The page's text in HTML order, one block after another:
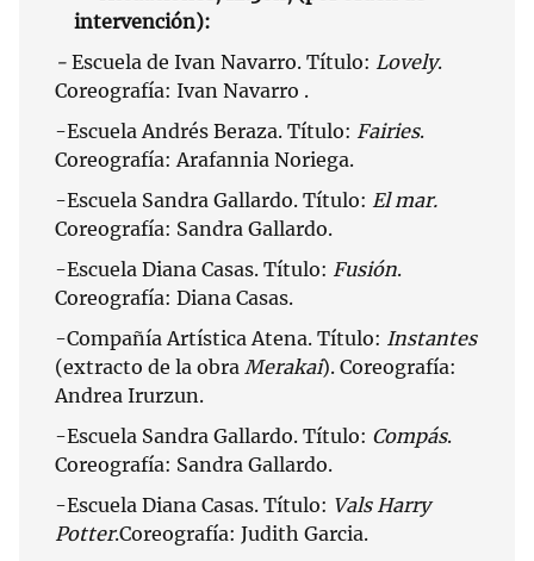
intervención):
- Escuela de Ivan Navarro. Título: Lovely.
Coreografía: Ivan Navarro .
-Escuela Andrés Beraza. Título: Fairies.
Coreografía: Arafannia Noriega.
-Escuela Sandra Gallardo. Título: El mar.
Coreografía: Sandra Gallardo.
-Escuela Diana Casas. Título: Fusión.
Coreografía: Diana Casas.
-Compañía Artística Atena. Título: Instantes
(extracto de la obra Merakai). Coreografía:
Andrea Irurzun.
-Escuela Sandra Gallardo. Título: Compás.
Coreografía: Sandra Gallardo.
-Escuela Diana Casas. Título: Vals Harry
Potter.Coreografía: Judith Garcia.